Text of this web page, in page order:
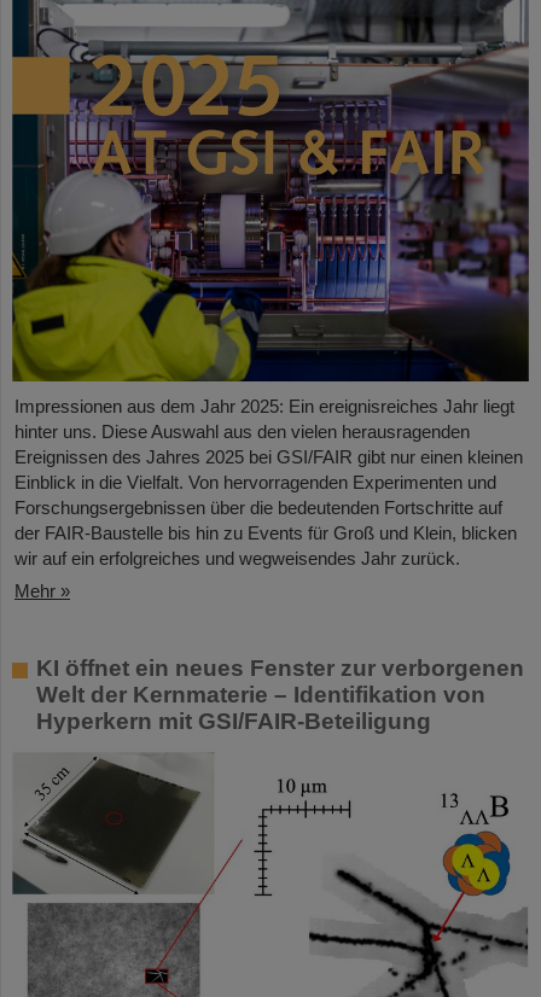
Impressionen aus dem Jahr 2025: Ein ereignisreiches Jahr liegt
hinter uns. Diese Auswahl aus den vielen herausragenden
Ereignissen des Jahres 2025 bei GSI/FAIR gibt nur einen kleinen
Einblick in die Vielfalt. Von hervorragenden Experimenten und
Forschungsergebnissen über die bedeutenden Fortschritte auf
der FAIR-Baustelle bis hin zu Events für Groß und Klein, blicken
wir auf ein erfolgreiches und wegweisendes Jahr zurück.
Mehr »
KI öffnet ein neues Fenster zur verborgenen
Welt der Kernmaterie – Identifikation von
Hyperkern mit GSI/FAIR-Beteiligung